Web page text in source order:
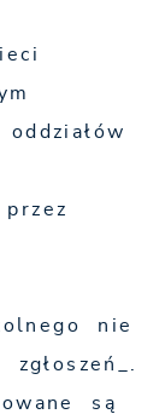
nie
są